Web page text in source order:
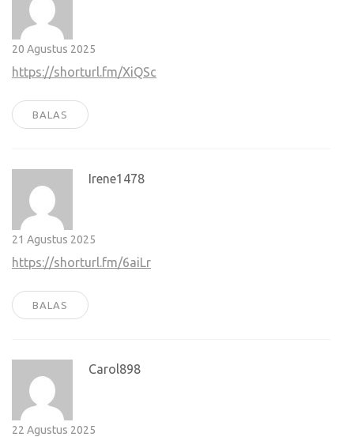
20 Agustus 2025
https://shorturl.fm/XiQSc
BALAS
Irene1478
21 Agustus 2025
https://shorturl.fm/6aiLr
BALAS
Carol898
22 Agustus 2025